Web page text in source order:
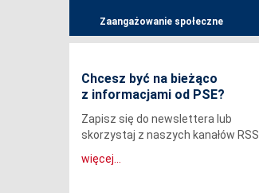
Zaangażowanie społeczne
Chcesz być na bieżąco
z informacjami od PSE?
Zapisz się do newslettera lub
skorzystaj z naszych kanałów RSS.
więcej...